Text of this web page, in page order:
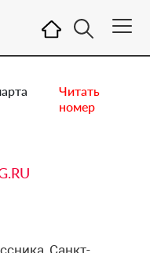
Читать
номер
Санкт-